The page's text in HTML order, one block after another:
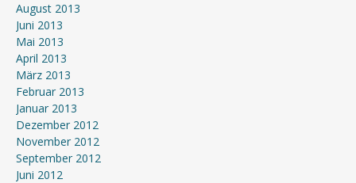
August 2013
Juni 2013
Mai 2013
April 2013
März 2013
Februar 2013
Januar 2013
Dezember 2012
November 2012
September 2012
Juni 2012